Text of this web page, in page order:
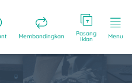
Membandingkan Pasang
Iklan Menu